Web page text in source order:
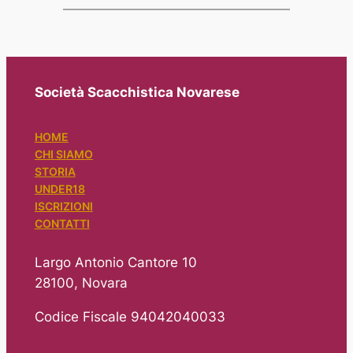
Società Scacchistica Novarese
HOME
CHI SIAMO
STORIA
UNDER18
ISCRIZIONI
CONTATTI
Largo Antonio Cantore 10
28100, Novara
Codice Fiscale 94042040033